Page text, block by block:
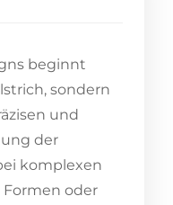
beginnt
sondern
und
der
komplexen
oder